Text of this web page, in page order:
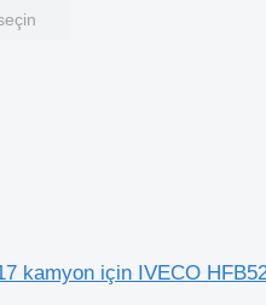
kamyon için IVECO